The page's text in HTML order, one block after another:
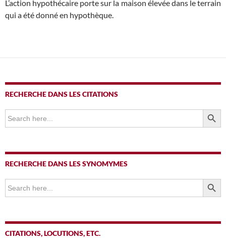
L’action hypothécaire porte sur la maison élevée dans le terrain
qui a été donné en hypothèque.
RECHERCHE DANS LES CITATIONS
Search
for:
SEARCH
RECHERCHE DANS LES SYNOMYMES
Search
for:
SEARCH
CITATIONS, LOCUTIONS, ETC.